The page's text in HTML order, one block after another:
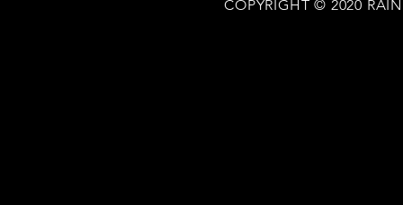
COPYRIGHT © 2020